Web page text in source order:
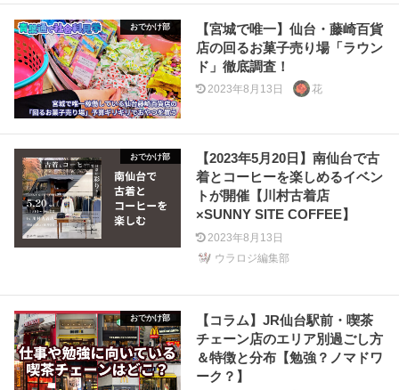
おでかけ部
【宮城で唯一】仙台・藤崎百貨
店の回るお菓子売り場「ラウン
ド」徹底調査！
2023年8月13日 花
おでかけ部
【2023年5月20日】南仙台で古
着とコーヒーを楽しめるイベン
トが開催【川村古着店
×SUNNY SITE COFFEE】
2023年8月13日
ウラロジ編集部
おでかけ部
【コラム】JR仙台駅前・喫茶
チェーン店のエリア別過ごし方
＆特徴と分布【勉強？ノマドワ
ーク？】